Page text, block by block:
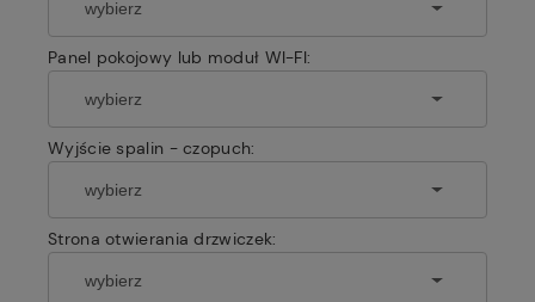
Panel pokojowy lub moduł WI-FI:
Wyjście spalin - czopuch:
Strona otwierania drzwiczek: